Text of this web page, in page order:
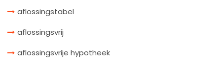
aflossingstabel
aflossingsvrij
aflossingsvrije hypotheek